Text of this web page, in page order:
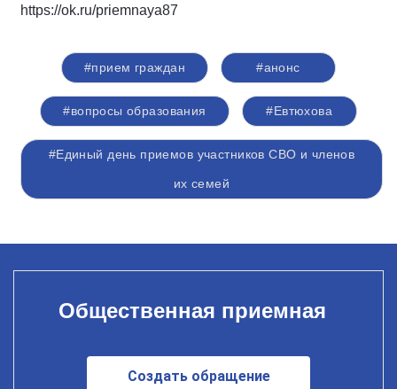
https://ok.ru/priemnaya87
#прием граждан #анонс
#вопросы образования #Евтюхова
#Единый день приемов участников СВО и членов
их семей
Общественная приемная
Создать обращение